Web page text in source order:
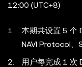
12:00 (UTC+8)
本期共设置 5 个
NAVI Protocol、
用户每完成 1 次